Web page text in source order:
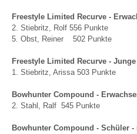
Freestyle Limited Recurve -
2. Stiebritz, Rolf 556 Punkte
5. Obst, Reiner 502 Punkte
Freestyle Limited Recurve -
1. Stiebritz, Arissa 503 Punkte
Bowhunter Compound -
2. Stahl, Ralf 545 Punkte
Bowhunter Compound - Schüler